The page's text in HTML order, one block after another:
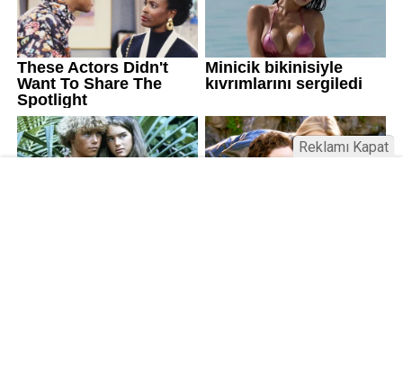
Reklamı Kapat